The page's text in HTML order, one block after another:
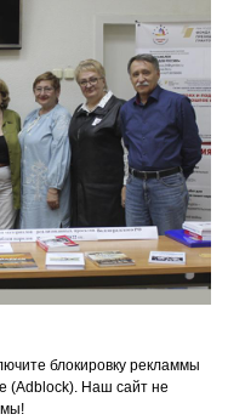
блокировку рекламмы
(Adblock). Наш сайт не